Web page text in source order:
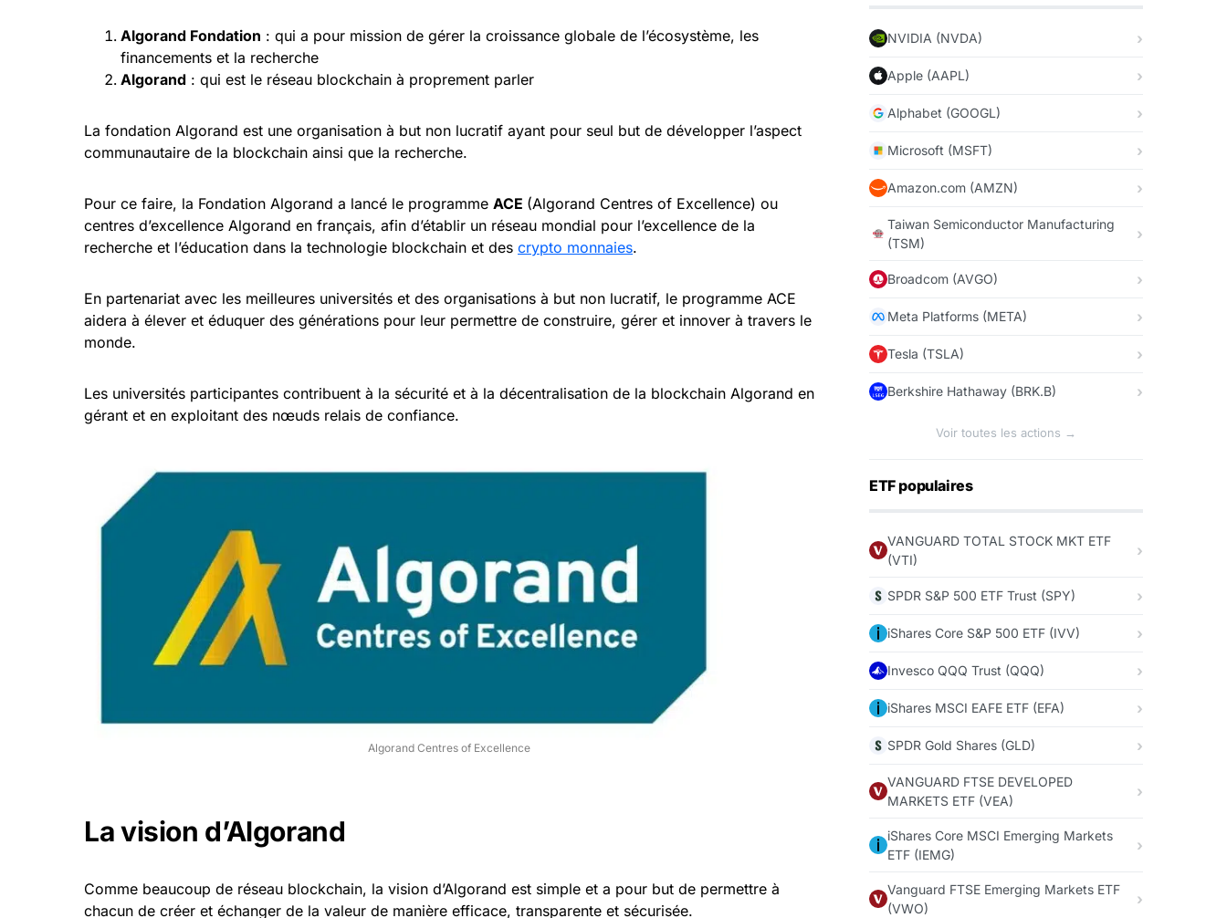
Algorand Fondation : qui a pour mission de gérer la croissance globale de l’écosystème, les
financements et la recherche
Algorand : qui est le réseau blockchain à proprement parler
La fondation Algorand est une organisation à but non lucratif ayant pour seul but de développer l’aspect
communautaire de la blockchain ainsi que la recherche.
Pour ce faire, la Fondation Algorand a lancé le programme ACE (Algorand Centres of Excellence) ou
centres d’excellence Algorand en français, afin d’établir un réseau mondial pour l’excellence de la
recherche et l’éducation dans la technologie blockchain et des crypto monnaies.
En partenariat avec les meilleures universités et des organisations à but non lucratif, le programme ACE
aidera à élever et éduquer des générations pour leur permettre de construire, gérer et innover à travers le
monde.
Les universités participantes contribuent à la sécurité et à la décentralisation de la blockchain Algorand en
gérant et en exploitant des nœuds relais de confiance.
Algorand Centres of Excellence
La vision d’Algorand
Comme beaucoup de réseau blockchain, la vision d’Algorand est simple et a pour but de permettre à
chacun de créer et échanger de la valeur de manière efficace, transparente et sécurisée.
NVIDIA (NVDA)
Apple (AAPL)
Alphabet (GOOGL)
Microsoft (MSFT)
Amazon.com (AMZN)
Taiwan Semiconductor Manufacturing
(TSM)
Broadcom (AVGO)
Meta Platforms (META)
Tesla (TSLA)
Berkshire Hathaway (BRK.B)
Voir toutes les actions →
ETF populaires
VANGUARD TOTAL STOCK MKT ETF
(VTI)
SPDR S&P 500 ETF Trust (SPY)
iShares Core S&P 500 ETF (IVV)
Invesco QQQ Trust (QQQ)
iShares MSCI EAFE ETF (EFA)
SPDR Gold Shares (GLD)
VANGUARD FTSE DEVELOPED
MARKETS ETF (VEA)
iShares Core MSCI Emerging Markets
ETF (IEMG)
Vanguard FTSE Emerging Markets ETF
(VWO)